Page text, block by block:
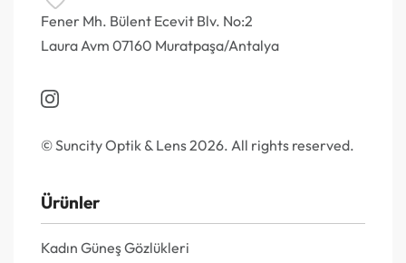
Fener Mh. Bülent Ecevit Blv. No:2
Laura Avm 07160 Muratpaşa/Antalya
© Suncity Optik & Lens 2026. All rights reserved.
Ürünler
Kadın Güneş Gözlükleri